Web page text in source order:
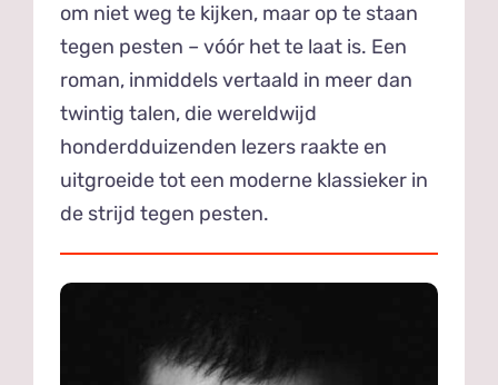
om niet weg te kijken, maar op te staan
tegen pesten – vóór het te laat is. Een
roman, inmiddels vertaald in meer dan
twintig talen, die wereldwijd
honderdduizenden lezers raakte en
uitgroeide tot een moderne klassieker in
de strijd tegen pesten.